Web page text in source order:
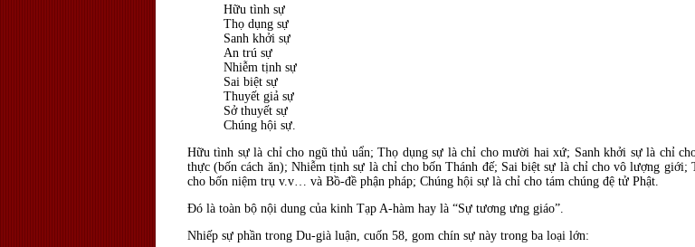
Hữu tình sự
Thọ dụng sự
Sanh khởi sự
An trú sự
Nhiễm tịnh sự
Sai biệt sự
Thuyết giả sự
Sở thuyết sự
Chúng hội sự.
Hữu tình sự là chỉ cho ngũ thủ uẩn; Thọ dụng sự là chỉ cho mười hai xứ; Sanh khởi sự là chỉ
thực (bốn cách ăn); Nhiễm tịnh sự là chỉ cho bốn Thánh đế; Sai biệt sự là chỉ cho vô lượng
cho bốn niệm trụ v.v… và Bồ-đề phận pháp; Chúng hội sự là chỉ cho tám chúng đệ tử Phật.
Đó là toàn bộ nội dung của kinh Tạp A-hàm hay là “Sự tương ưng giáo”.
Nhiếp sự phần trong Du-già luận, cuốn 58, gom chín sự này trong ba loại lớn: